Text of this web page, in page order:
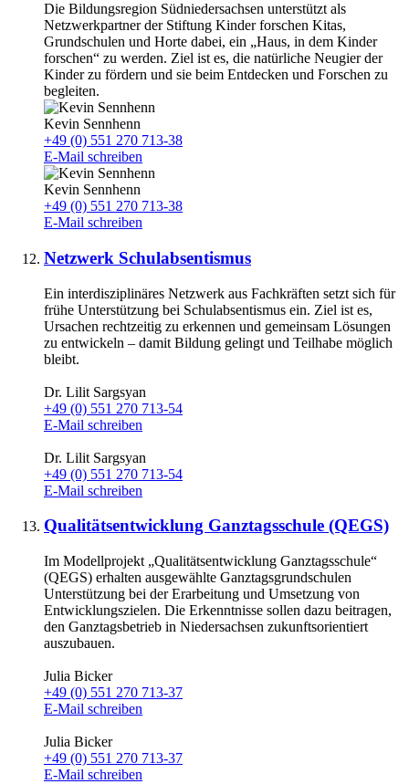
Die Bildungsregion Südniedersachsen unterstützt als
Netzwerkpartner der Stiftung Kinder forschen Kitas,
Grundschulen und Horte dabei, ein „Haus, in dem Kinder
forschen“ zu werden. Ziel ist es, die natürliche Neugier der
Kinder zu fördern und sie beim Entdecken und Forschen zu
begleiten.
Kevin Sennhenn
+49 (0) 551 270 713-38
E-Mail schreiben
Kevin Sennhenn
+49 (0) 551 270 713-38
E-Mail schreiben
Netzwerk Schulabsentismus
Ein interdisziplinäres Netzwerk aus Fachkräften setzt sich für
frühe Unterstützung bei Schulabsentismus ein. Ziel ist es,
Ursachen rechtzeitig zu erkennen und gemeinsam Lösungen
zu entwickeln – damit Bildung gelingt und Teilhabe möglich
bleibt.
Dr. Lilit Sargsyan
+49 (0) 551 270 713-54
E-Mail schreiben
Dr. Lilit Sargsyan
+49 (0) 551 270 713-54
E-Mail schreiben
Qualitätsentwicklung Ganztagsschule (QEGS)
Im Modellprojekt „Qualitätsentwicklung Ganztagsschule“
(QEGS) erhalten ausgewählte Ganztagsgrundschulen
Unterstützung bei der Erarbeitung und Umsetzung von
Entwicklungszielen. Die Erkenntnisse sollen dazu beitragen,
den Ganztagsbetrieb in Niedersachsen zukunftsorientiert
auszubauen.
Julia Bicker
+49 (0) 551 270 713-37
E-Mail schreiben
Julia Bicker
+49 (0) 551 270 713-37
E-Mail schreiben